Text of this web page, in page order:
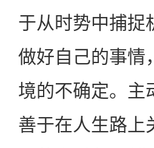
于从时势中捕捉
做好自己的事情
境的不确定。主
善于在人生路上